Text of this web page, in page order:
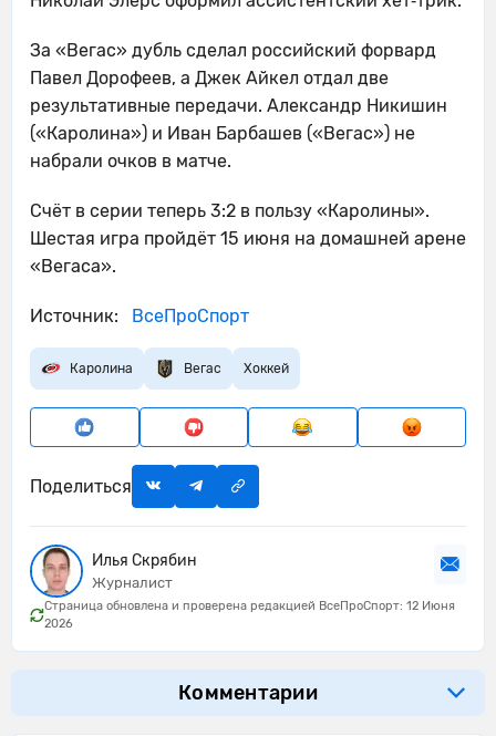
За «Вегас» дубль сделал российский форвард
Павел Дорофеев, а Джек Айкел отдал две
результативные передачи. Александр Никишин
(«Каролина») и Иван Барбашев («Вегас») не
набрали очков в матче.
Счёт в серии теперь 3:2 в пользу «Каролины».
Шестая игра пройдёт 15 июня на домашней арене
«Вегаса».
Источник: ВсеПроСпорт
Каролина Вегас Хоккей
Поделиться
Илья Скрябин
Журналист
Страница обновлена и проверена редакцией ВсеПроСпорт: 12 Июня
2026
Комментарии